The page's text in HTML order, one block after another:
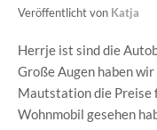
Veröffentlicht von Katja
Herrje ist sind die
Große Augen haben
Mautstation die Preise
Wohnmobil gesehen